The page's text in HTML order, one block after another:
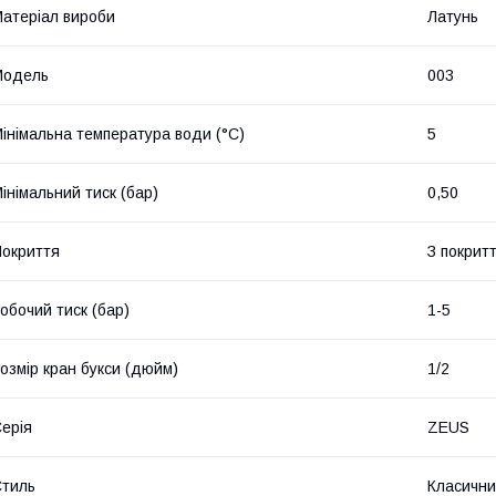
вироби Латунь
003
температура води (°C) 5
тиск (бар) 0,50
З
тиск (бар) 1-5
кран букси (дюйм) 1/2
ZEUS